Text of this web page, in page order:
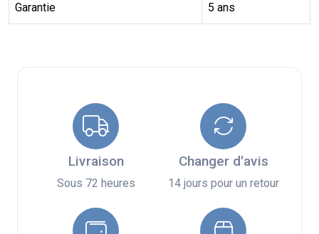
Garantie 5 ans
Livraison
Sous 72 heures
Changer d'avis
14 jours pour un retour